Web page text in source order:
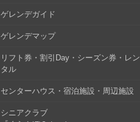
ゲレンデガイド
ゲレンデマップ
リフト券・割引Day・シーズン券・レン
タル
センターハウス・宿泊施設・周辺施設
シニアクラブ